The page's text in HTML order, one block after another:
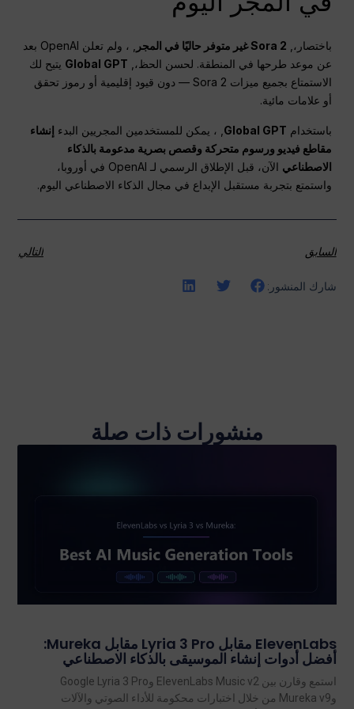
باختصار،, Sora 2 غير متوفر حاليًا في المجر
, ، ولم تعلن OpenAI بعد
عن موعد طرحها في المنطقة. لحسن الحظ،, Global GPT يتيح لك
الاستمتاع بجميع ميزات Sora 2 — دون قيود إقليمية أو رموز تحقق
أو علامات مائية.
باستخدام Global GPT , ، يمكن للمستخدمين المجريين البدء إنشاء
مقاطع فيديو ورسوم متحركة وقصص بصرية مدعومة بالذكاء
الاصطناعي
الآن، قبل الإطلاق الرسمي لـ OpenAI في أوروبا،
واستمتع بتجربة مستقبل الإبداع في مجال الذكاء الاصطناعي اليوم.
السابق التالي
شارك المنشور:
منشورات ذات صلة
ElevenLabs مقابل Lyria 3 Pro مقابل Mureka:
أفضل أدوات إنشاء الموسيقى بالذكاء الاصطناعي
استمع وقارن بين ElevenLabs Music v2 وGoogle Lyria 3 Pro
وMureka v9 من خلال اختبارات محكومة للأداء الصوتي والآلات